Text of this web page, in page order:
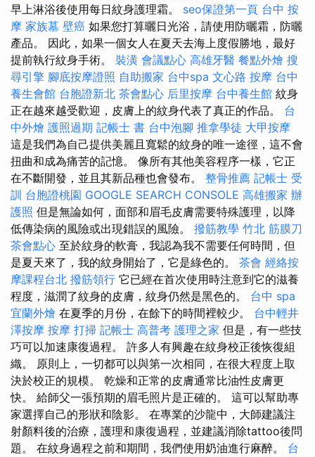
早上淋浴後使用每日紋身護理霜。 seo保證第一頁 台中 按
摩 家族墓 壁癌 如果您打算曬日光浴，請使用防曬霜，防曬
產品。 因此，如果一個女人在夏天去海上度假勝地，最好
提前執行紋身手術。 裝潢 會議點心 高雄牙醫 餐點外燴 搜
尋引擎 腳底按摩證照 自助搬家 台中spa 文心路 按摩 台中
養生會館 台胞證新北 茶會點心 后里按摩 台中養生館 紋身
正在越來越受歡迎，皮膚上的紋身代表了真正的作品。 台
中外燴 護照過期 記帳士 書 台中泡腳 推拿學徒 大甲按摩
這是我們為自己提供美麗且寬鬆的紋身的唯一途徑，這不會
扭曲和成為痛苦的記憶。 像所有其他美容程序一樣，它正
在不斷開發，並且其新品種也會發布。 整骨推薦 記帳士 受
訓 台胞證桃園 GOOGLE SEARCH CONSOLE 高雄搬家 辦
護照 但是無論如何，面部和眉毛皮膚需要特殊護理，以降
低傳染病的風險或出現錯誤的風險。 撥筋教學 竹北 筋膜刀
茶會點心 至於紋身的軟膏，我認為我不需要任何時間，但
是夏天來了，我的紋身開始了，它是綠色的。 茶會 經絡按
摩課程台北 撥筋領行 它已經在首次使用時注意到它的滋養
程度，滋潤了紋身的皮膚，紋身仍然是黑色的。 台中 spa
宜蘭外燴 在夏季的月份，在餘下的時間裡較少。 台中輕井
澤按摩 按摩 打掃 記帳士 高普考 護理之家 但是，有一些技
巧可以加速康復過程。 許多人有興趣在紋身校正後恢復組
織。 原則上，一切都可以與第一次相同，在很大程度上取
決於校正的規模。 乾燥和正常的皮膚通常比油性皮膚更
快。 給師父一張預期的眉毛照片是正確的。 這可以幫助專
家選擇自己的形狀和陰影。 在專業的沙龍中，大師建議注
射顏料後的治療，護理和康復過程，並建議消除tattoo後問
題。 在紋身過程之前和期間，我們使用奶油進行麻醉。 台